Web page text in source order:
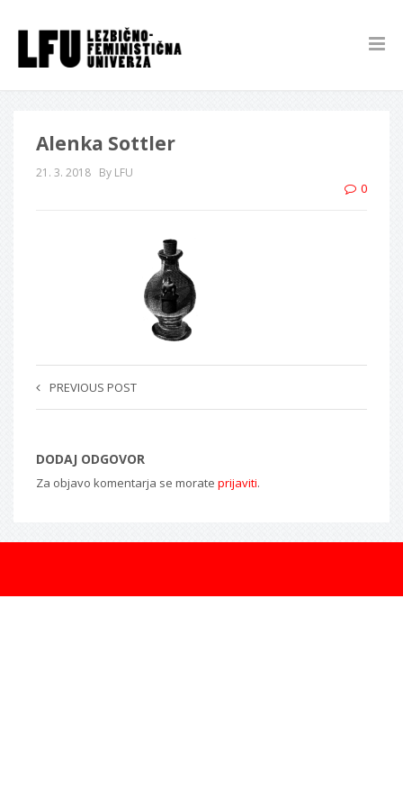
Alenka Sottler
21. 3. 2018 By LFU
0
PREVIOUS POST
DODAJ ODGOVOR
Za objavo komentarja se morate prijaviti.